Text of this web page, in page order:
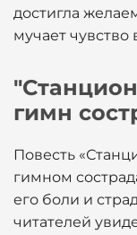
достигла
мучает
гимн
Повесть
гимном
его боли и
читателей